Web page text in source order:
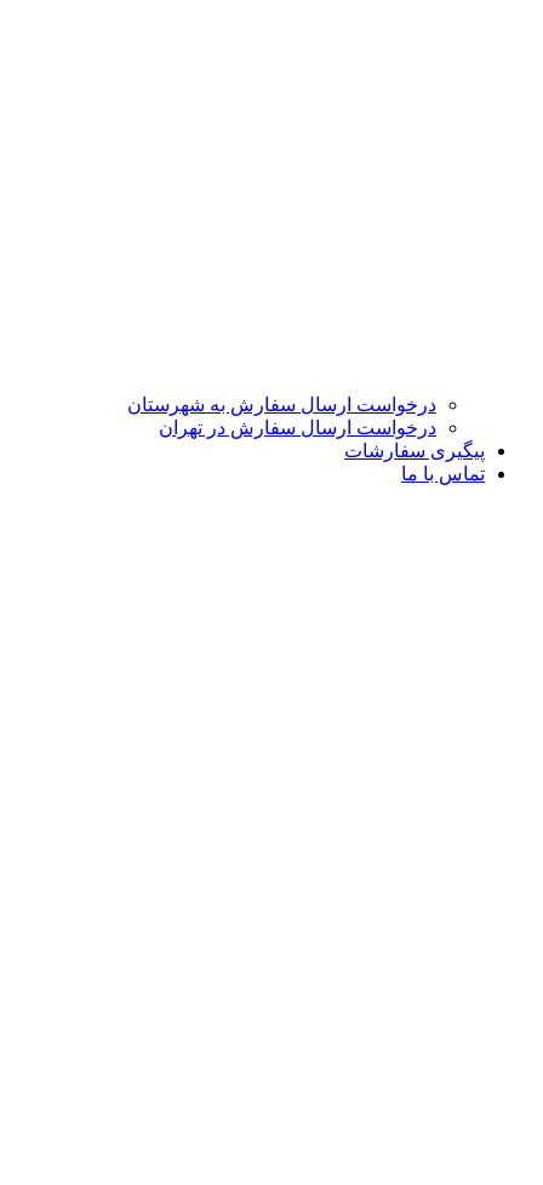
درخواست ارسال سفارش به شهرستان
درخواست ارسال سفارش در تهران
پیگیری سفارشات
تماس با ما